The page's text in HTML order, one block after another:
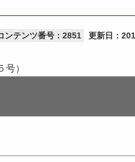
ンテンツ番号：2851 更新日：
）